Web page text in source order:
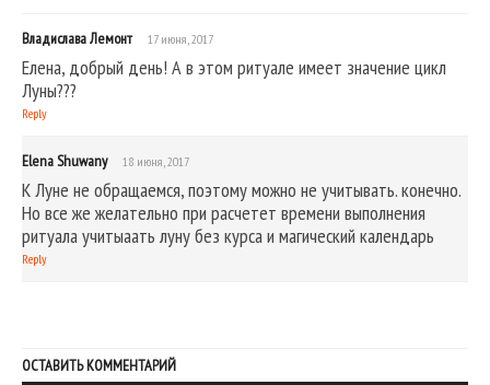
Владислава Лемонт 17 июня, 2017
Елена, добрый день! А в этом ритуале имеет значение цикл
Луны???
Reply
Elena Shuwany 18 июня, 2017
К Луне не обращаемся, поэтому можно не учитывать. конечно.
Но все же желательно при расчетет времени выполнения
ритуала учитыаать луну без курса и магический календарь
Reply
ОСТАВИТЬ КОММЕНТАРИЙ